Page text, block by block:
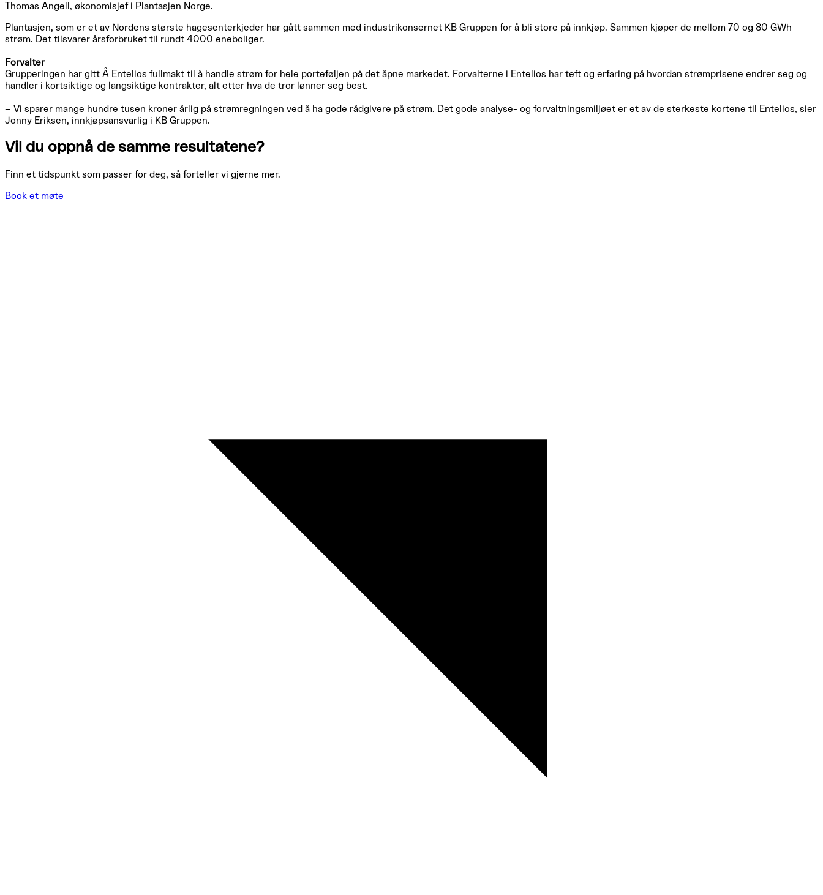
Thomas Angell, økonomisjef i Plantasjen Norge.
Plantasjen, som er et av Nordens største hagesenterkjeder har gått sammen med industrikonsernet KB Gruppen for å bli store på innkjøp. Sammen kjøper de mellom 70 og 80 GWh
strøm. Det tilsvarer årsforbruket til rundt 4000 eneboliger.
Forvalter
Grupperingen har gitt Å Entelios fullmakt til å handle strøm for hele porteføljen på det åpne markedet. Forvalterne i Entelios har teft og erfaring på hvordan strømprisene endrer seg og
handler i kortsiktige og langsiktige kontrakter, alt etter hva de tror lønner seg best.
– Vi sparer mange hundre tusen kroner årlig på strømregningen ved å ha gode rådgivere på strøm. Det gode analyse- og forvaltningsmiljøet er et av de sterkeste kortene til Entelios, sier
Jonny Eriksen, innkjøpsansvarlig i KB Gruppen.
Vil du oppnå de samme resultatene?
Finn et tidspunkt som passer for deg, så forteller vi gjerne mer.
Book et møte